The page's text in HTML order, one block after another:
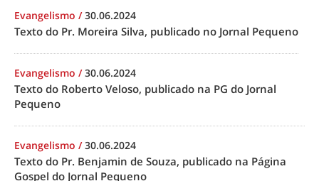
Evangelismo /30.06.2024
Texto do Pr. Moreira Silva, publicado no Jornal Pequeno
Evangelismo /30.06.2024
Texto do Roberto Veloso, publicado na PG do Jornal
Pequeno
Evangelismo /30.06.2024
Texto do Pr. Benjamin de Souza, publicado na Página
Gospel do Jornal Pequeno